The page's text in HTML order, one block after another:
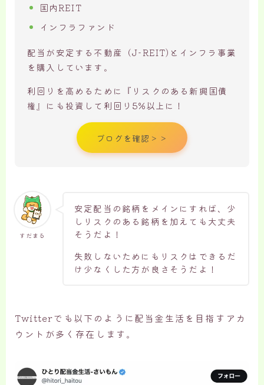
国内REIT
インフラファンド
配当が安定する不動産（J-REIT)とインフラ事業
を購入しています。
利回りを高めるために『リスクのある新興国債
権』にも投資して利回り5%以上に！
ブログを確認＞＞
すだまる
安定配当の銘柄をメインにすれば、少
しリスクのある銘柄を加えても大丈夫
そうだよ！
失敗しないためにもリスクはできるだ
け少なくした方が良さそうだよ！
Twitterでも以下のように配当金生活を目指すアカ
ウントが多く存在します。